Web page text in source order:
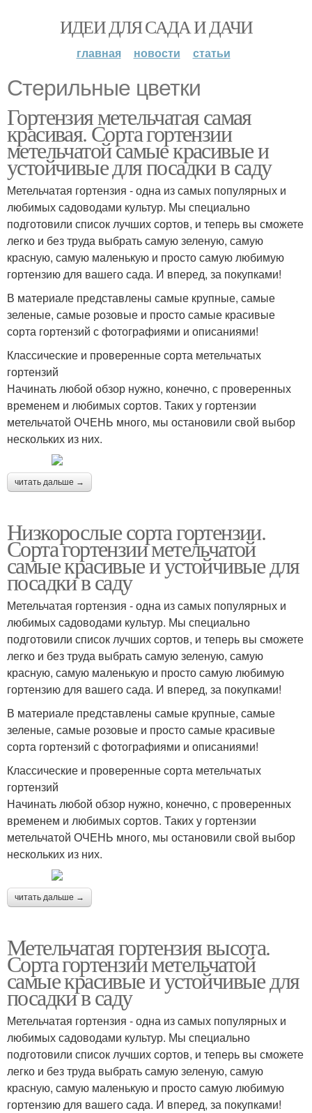
ИДЕИ ДЛЯ САДА И ДАЧИ
главная новости статьи
Стерильные цветки
Гортензия метельчатая самая
красивая. Сорта гортензии
метельчатой самые красивые и
устойчивые для посадки в саду
Метельчатая гортензия - одна из самых популярных и
любимых садоводами культур. Мы специально
подготовили список лучших сортов, и теперь вы сможете
легко и без труда выбрать самую зеленую, самую
красную, самую маленькую и просто самую любимую
гортензию для вашего сада. И вперед, за покупками!
В материале представлены самые крупные, самые
зеленые, самые розовые и просто самые красивые
сорта гортензий с фотографиями и описаниями!
Классические и проверенные сорта метельчатых
гортензий
Начинать любой обзор нужно, конечно, с проверенных
временем и любимых сортов. Таких у гортензии
метельчатой ОЧЕНЬ много, мы остановили свой выбор
нескольких из них.
читать дальше →
Низкорослые сорта гортензии.
Сорта гортензии метельчатой
самые красивые и устойчивые для
посадки в саду
Метельчатая гортензия - одна из самых популярных и
любимых садоводами культур. Мы специально
подготовили список лучших сортов, и теперь вы сможете
легко и без труда выбрать самую зеленую, самую
красную, самую маленькую и просто самую любимую
гортензию для вашего сада. И вперед, за покупками!
В материале представлены самые крупные, самые
зеленые, самые розовые и просто самые красивые
сорта гортензий с фотографиями и описаниями!
Классические и проверенные сорта метельчатых
гортензий
Начинать любой обзор нужно, конечно, с проверенных
временем и любимых сортов. Таких у гортензии
метельчатой ОЧЕНЬ много, мы остановили свой выбор
нескольких из них.
читать дальше →
Метельчатая гортензия высота.
Сорта гортензии метельчатой
самые красивые и устойчивые для
посадки в саду
Метельчатая гортензия - одна из самых популярных и
любимых садоводами культур. Мы специально
подготовили список лучших сортов, и теперь вы сможете
легко и без труда выбрать самую зеленую, самую
красную, самую маленькую и просто самую любимую
гортензию для вашего сада. И вперед, за покупками!